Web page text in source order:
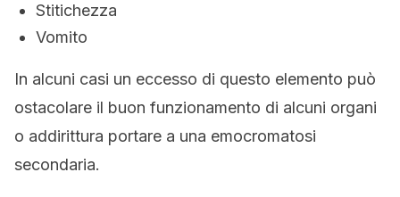
Stitichezza
Vomito
In alcuni casi un eccesso di questo elemento può
ostacolare il buon funzionamento di alcuni organi
o addirittura portare a una emocromatosi
secondaria.